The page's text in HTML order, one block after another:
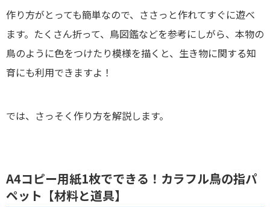
作り方がとっても簡単なので、ささっと作れてすぐに遊べ
ます。たくさん折って、鳥図鑑などを参考にしがら、本物の
鳥のように色をつけたり模様を描くと、生き物に関する知
育にも利用できますよ！
では、さっそく作り方を解説します。
A4コピー用紙1枚でできる！カラフル鳥の指パ
ペット【材料と道具】